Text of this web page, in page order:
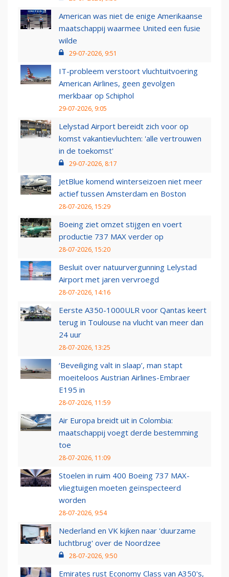
American was niet de enige Amerikaanse
maatschappij waarmee United een fusie
wilde
29-07-2026, 9:51
IT-probleem verstoort vluchtuitvoering
American Airlines, geen gevolgen
merkbaar op Schiphol
29-07-2026, 9:05
Lelystad Airport bereidt zich voor op
komst vakantievluchten: 'alle vertrouwen
in de toekomst'
29-07-2026, 8:17
JetBlue komend winterseizoen niet meer
actief tussen Amsterdam en Boston
28-07-2026, 15:29
Boeing ziet omzet stijgen en voert
productie 737 MAX verder op
28-07-2026, 15:20
Besluit over natuurvergunning Lelystad
Airport met jaren vervroegd
28-07-2026, 14:16
Eerste A350-1000ULR voor Qantas keert
terug in Toulouse na vlucht van meer dan
24 uur
28-07-2026, 13:25
‘Beveiliging valt in slaap’, man stapt
moeiteloos Austrian Airlines-Embraer
E195 in
28-07-2026, 11:59
Air Europa breidt uit in Colombia:
maatschappij voegt derde bestemming
toe
28-07-2026, 11:09
Stoelen in ruim 400 Boeing 737 MAX-
vliegtuigen moeten geïnspecteerd
worden
28-07-2026, 9:54
Nederland en VK kijken naar 'duurzame
luchtbrug' over de Noordzee
28-07-2026, 9:50
Emirates rust Economy Class van A350's,